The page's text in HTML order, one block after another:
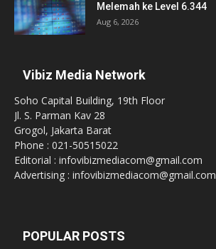
Melemah ke Level 6.344
Aug 6, 2026
Vibiz Media Network
Soho Capital Building, 19th Floor
Jl. S. Parman Kav 28
Grogol, Jakarta Barat
Phone : 021-50515022
Editorial : infovibizmediacom@gmail.com
Advertising : infovibizmediacom@gmail.com
POPULAR POSTS